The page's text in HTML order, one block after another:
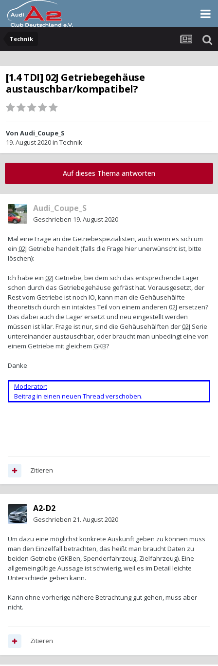
Technik
[1.4 TDI] 02J Getriebegehäuse
austauschbar/kompatibel?
Von Audi_Coupe_S
19. August 2020in Technik
Auf dieses Thema antworten
Audi_Coupe_S
Geschrieben 19. August 2020
Mal eine Frage an die Getriebespezialisten, auch wenn es sich um
ein 02J Getriebe handelt (falls die Frage hier unerwünscht ist, bitte
löschen):
Ich habe ein 02J Getriebe, bei dem sich das entsprechende Lager
schon durch das Getriebegehäuse gefräst hat. Vorausgesetzt, der
Rest vom Getriebe ist noch IO, kann man die Gehäusehälfte
theoretisch durch ein intaktes Teil von einem anderen 02J ersetzen?
Das dabei auch die Lager ersetzt und neu eingestellt werden
müssen ist klar. Frage ist nur, sind die Gehäusehälften der02J Serie
untereinander austauschbar, oder braucht man unbedingt eine von
einem Getriebe mit gleichem GKB?
Danke
Moderator:
Beitrag in einen neuen Thread verschoben.
Zitieren
A2-D2
Geschrieben 21. August 2020
Um dazu eine möglichst konkrete Auskunft geben zu können muss
man den Einzelfall betrachten, das heißt man braucht Daten zu
beiden Getriebe (GKBen, Spenderfahrzeug, Zielfahrzeug). Eine
allgemeingültige Aussage ist schwierig, weil es im Detail leichte
Unterschiede geben kann.
Kann ohne vorherige nähere Betrachtung gut gehen, muss aber
nicht.
Zitieren